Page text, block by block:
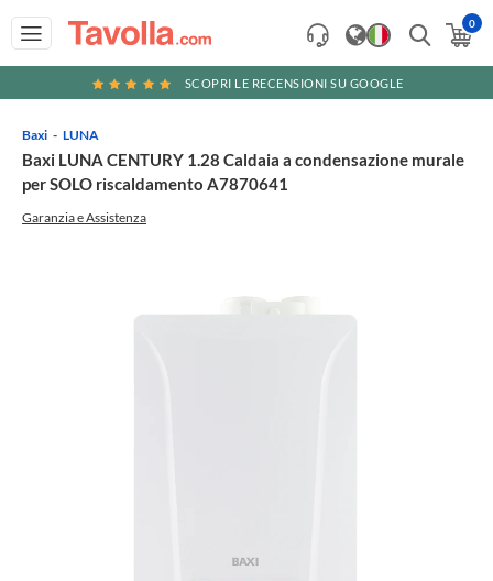
0
SCOPRI LE RECENSIONI SU GOOGLE
Baxi LUNA
Baxi LUNA CENTURY 1.28 Caldaia a condensazione murale
per SOLO riscaldamento A7870641
Garanzia e Assistenza